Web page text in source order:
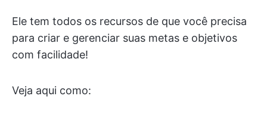
Ele tem todos os recursos de que você precisa
para criar e gerenciar suas metas e objetivos
com facilidade!
Veja aqui como: